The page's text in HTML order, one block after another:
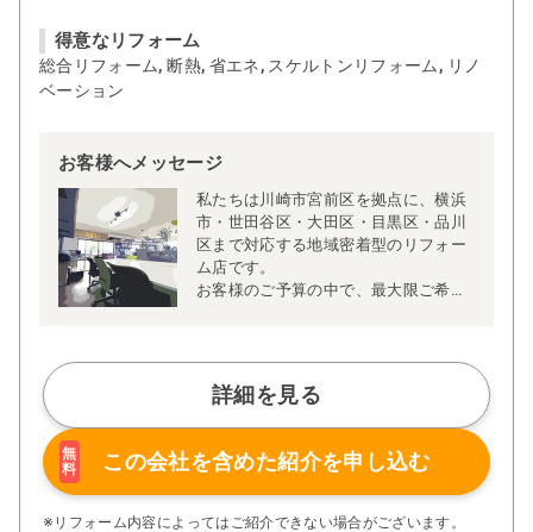
得意なリフォーム
総合リフォーム, 断熱, 省エネ, スケルトンリフォーム, リノ
ベーション
お客様へメッセージ
私たちは川崎市宮前区を拠点に、横浜
市・世田谷区・大田区・目黒区・品川
区まで対応する地域密着型のリフォー
ム店です。
お客様のご予算の中で、最大限ご希望
加費用がかさんだ」「思っていた仕上
がりと違った」といったトラブルを防
ぎ、安心してリフォームをお任せいた
だいております。
インテリアコーディネーターや相続診
断士と連携しながら、将来を見据えた
資金計画やローンに関するご相談にも
詳細を見る
無
料
この会社を含めた紹介を申し込む
※リフォーム内容によってはご紹介できない場合がございます。